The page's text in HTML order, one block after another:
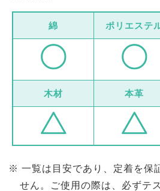
綿 ポリエステ
木材 本革
一覧は目安であり、定着を保
せん。ご使用の際は、必ずテ